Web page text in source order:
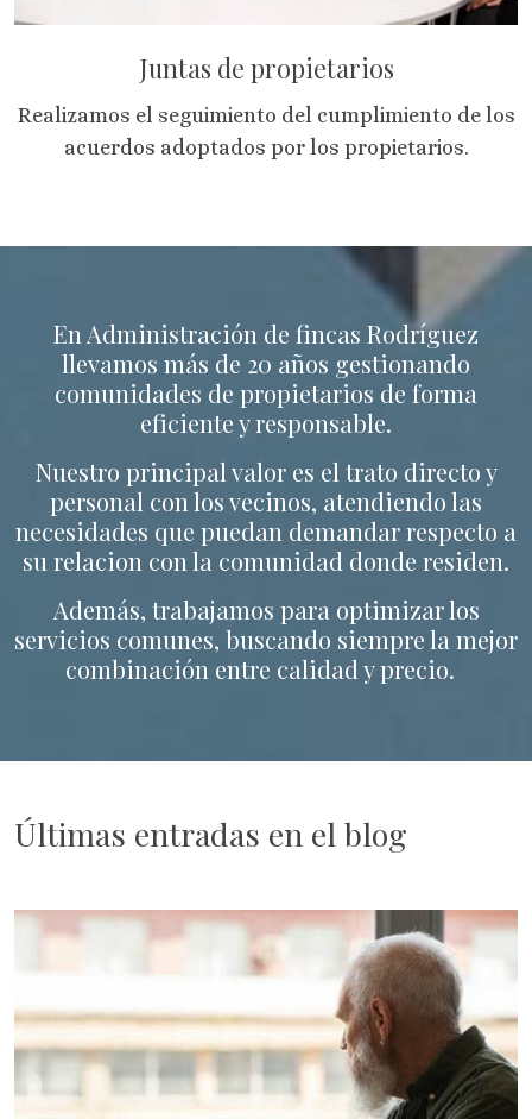
Juntas de propietarios
Realizamos el seguimiento del cumplimiento de los
acuerdos adoptados por los propietarios.
En Administración de fincas Rodríguez
llevamos más de 20 años gestionando
comunidades de propietarios de forma
eficiente y responsable.
Nuestro principal valor es el trato directo y
personal con los vecinos, atendiendo las
necesidades que puedan demandar respecto a
su relacion con la comunidad donde residen.
Además, trabajamos para optimizar los
servicios comunes, buscando siempre la mejor
combinación entre calidad y precio.
Últimas entradas en el blog